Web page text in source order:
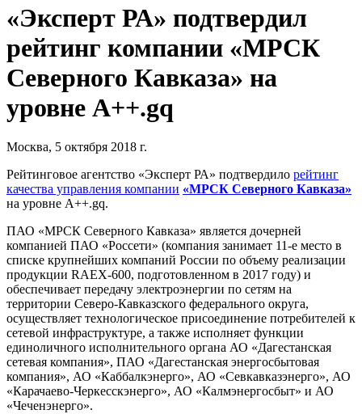
«Эксперт РА» подтвердил
рейтинг компании «МРСК
Северного Кавказа» на
уровне А++.gq
Москва, 5 октября 2018 г.
Рейтинговое агентство «Эксперт РА» подтвердило рейтинг
качества управления компании «МРСК Северного Кавказа»
на уровне А++.gq.
ПАО «МРСК Северного Кавказа» является дочерней
компанией ПАО «Россети» (компания занимает 11-е место в
списке крупнейших компаний России по объему реализации
продукции RAEX-600, подготовленном в 2017 году) и
обеспечивает передачу электроэнергии по сетям на
территории Северо-Кавказского федерального округа,
осуществляет технологическое присоединение потребителей к
сетевой инфраструктуре, а также исполняет функции
единоличного исполнительного органа АО «Дагестанская
сетевая компания», ПАО «Дагестанская энергосбытовая
компания», АО «Каббалкэнерго», АО «Севкавказэнерго», АО
«Карачаево-Черкесскэнерго», АО «Калмэнергосбыт» и АО
«Чеченэнерго».